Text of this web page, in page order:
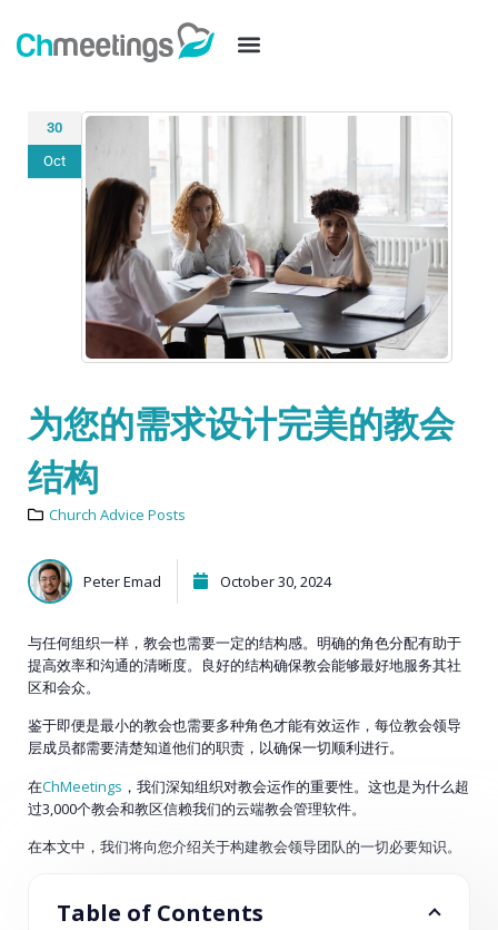
30
Oct
为您的需求设计完美的教会
结构
Church Advice Posts
Peter Emad October 30, 2024
与任何组织一样，教会也需要一定的结构感。明确的角色分配有助于
提高效率和沟通的清晰度。良好的结构确保教会能够最好地服务其社
区和会众。
鉴于即便是最小的教会也需要多种角色才能有效运作，每位教会领导
层成员都需要清楚知道他们的职责，以确保一切顺利进行。
在ChMeetings ，我们深知组织对教会运作的重要性。这也是为什么超
过3,000个教会和教区信赖我们的云端教会管理软件。
在本文中，我们将向您介绍关于构建教会领导团队的一切必要知识。
Table of Contents